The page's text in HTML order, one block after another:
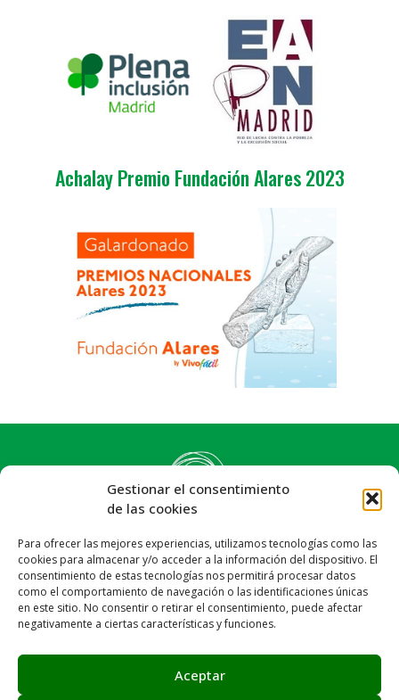
Gestionar el consentimiento
de las cookies
Para ofrecer las mejores experiencias, utilizamos tecnologías como las
cookies para almacenar y/o acceder a la información del dispositivo. El
consentimiento de estas tecnologías nos permitirá procesar datos
como el comportamiento de navegación o las identificaciones únicas
en este sitio. No consentir o retirar el consentimiento, puede afectar
negativamente a ciertas características y funciones.
Aceptar
Achalay Premio Fundación Alares 2023
Síguenos:
Email: info@achalay.es
Aviso legal